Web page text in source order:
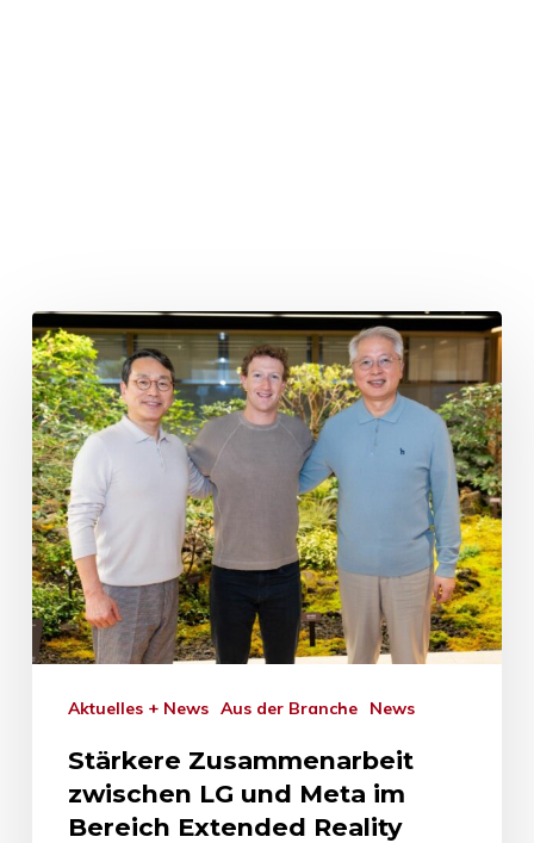
Aktuelles + News Aus der Branche News
Stärkere Zusammenarbeit
zwischen LG und Meta im
Bereich Extended Reality